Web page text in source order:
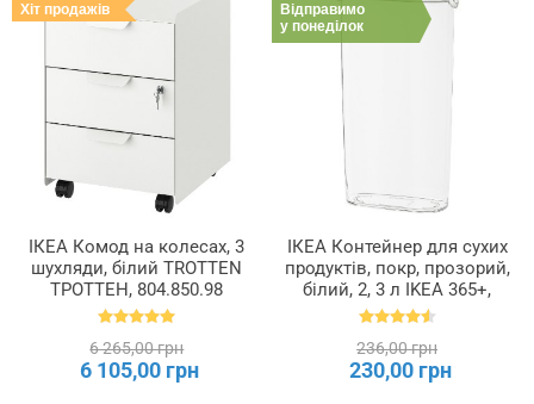
Хіт продажів
ІКЕА Комод на колесах, 3
шухляди, білий TROTTEN
ТРОТТЕН, 804.850.98
6 265,00 грн
6 105,00 грн
Відправимо
у понеділок
ІКЕА Контейнер для сухих
продуктів, покр, прозорий,
білий, 2, 3 л IKEA 365+,
900.667.08
236,00 грн
230,00 грн